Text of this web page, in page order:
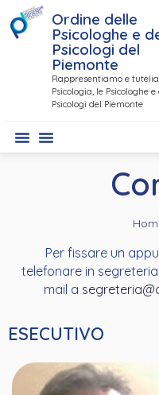
Ordine delle
Psicologhe e
Psicologi del
Piemonte
Rappresentiamo e
Psicologia, le Psicologhe e
Psicologi del Piemonte
Per fissare un
telefonare in
mail a
ESECUTIVO